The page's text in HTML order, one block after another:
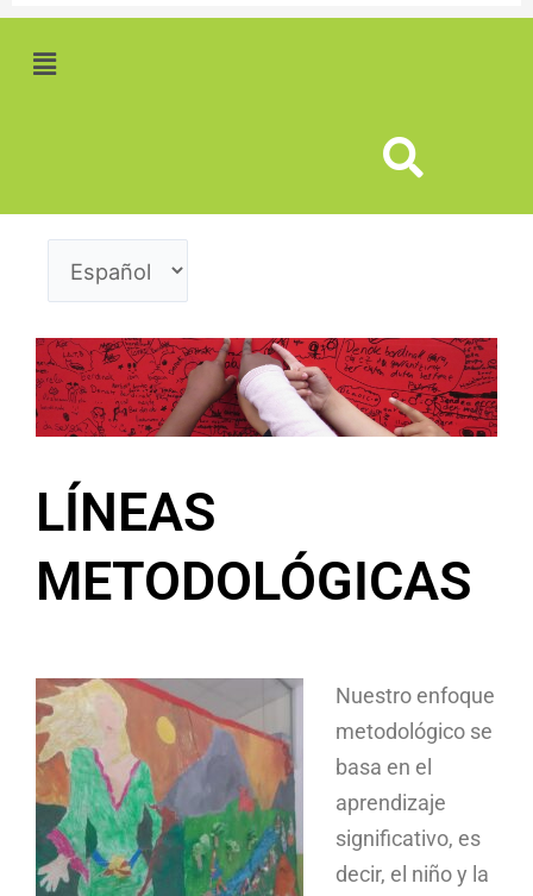
Menú
LÍNEAS
METODOLÓGICAS
Nuestro enfoque
metodológico se
basa en el
aprendizaje
significativo, es
decir, el niño y la